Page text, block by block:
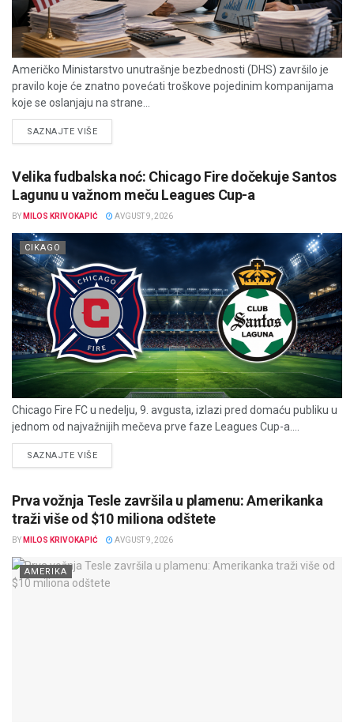
Američko Ministarstvo unutrašnje bezbednosti (DHS) završilo je
pravilo koje će znatno povećati troškove pojedinim kompanijama
koje se oslanjaju na strane...
SAZNAJTE VIŠEDETAILS
Velika fudbalska noć: Chicago Fire dočekuje Santos
Lagunu u važnom meču Leagues Cup-a
BY MILOS KRIVOKAPIĆ AVGUST 9, 2026
CIKAGO
Chicago Fire FC u nedelju, 9. avgusta, izlazi pred domaću publiku u
jednom od najvažnijih mečeva prve faze Leagues Cup-a....
SAZNAJTE VIŠEDETAILS
Prva vožnja Tesle završila u plamenu: Amerikanka
traži više od $10 miliona odštete
BY MILOS KRIVOKAPIĆ AVGUST 9, 2026
AMERIKA